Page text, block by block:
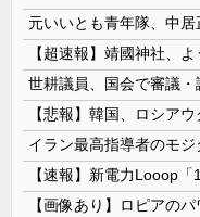
元いいとも青年隊、中居
【超速報】靖國神社、
【悲報】韓国、ロシア